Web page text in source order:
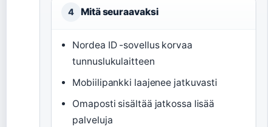
4 Mitä seuraavaksi
Nordea ID -sovellus korvaa
tunnuslukulaitteen
Mobiilipankki laajenee jatkuvasti
Omaposti sisältää jatkossa lisää
palveluja